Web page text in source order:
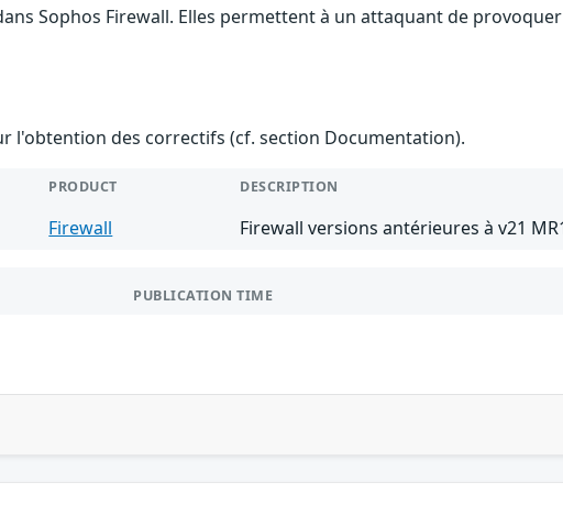
Sophos Firewall. Elles permettent à un attaquant de
l'obtention des correctifs (cf. section Documentation).
PRODUCT DESCRIPTION
Firewall Firewall versions antérieures à v21
PUBLICATION TIME